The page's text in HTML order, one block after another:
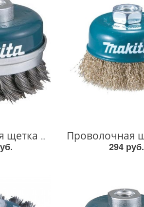
Проволочная щетка М14х60мм D-39746 D-39746
294 руб.